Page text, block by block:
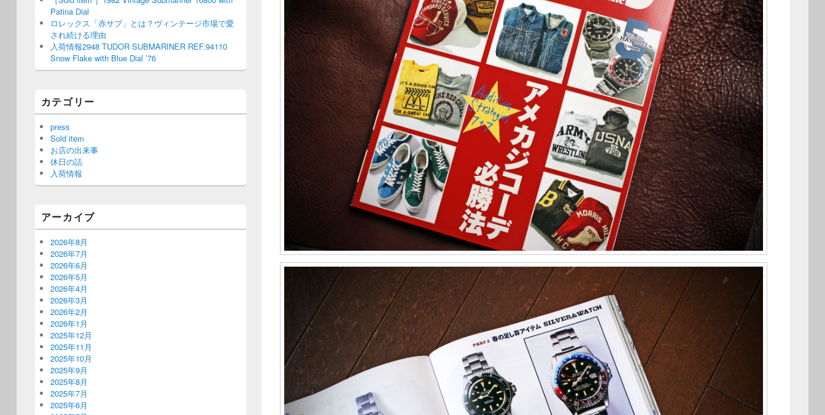
Patina Dial
ロレックス「赤サブ」とは？ヴィンテージ市場で愛
され続ける理由
入荷情報2948 TUDOR SUBMARINER REF.94110
Snow Flake with Blue Dial ’76
カテゴリー
press
Sold item
お店の出来事
休日の話
入荷情報
アーカイブ
2026年8月
2026年7月
2026年6月
2026年5月
2026年4月
2026年3月
2026年2月
2026年1月
2025年12月
2025年11月
2025年10月
2025年9月
2025年8月
2025年7月
2025年6月